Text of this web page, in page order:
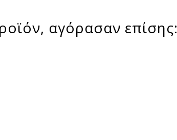
αγόρασαν επίσης: